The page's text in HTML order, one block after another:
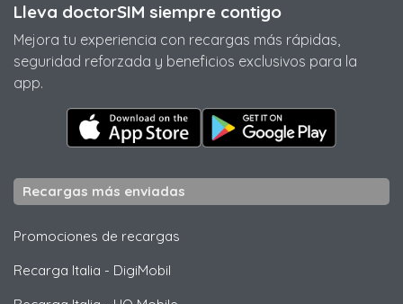
Lleva doctorSIM siempre contigo
Mejora tu experiencia con recargas más rápidas,
seguridad reforzada y beneficios exclusivos para la
app.
Recargas más enviadas
Promociones de recargas
Recarga Italia - DigiMobil